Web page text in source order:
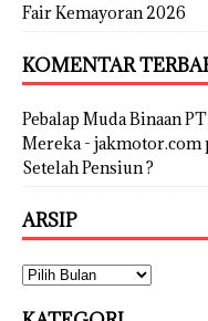
Fair Kemayoran 2026
KOMENTAR
Pebalap Muda Binaan
Mereka - jakmotor.com
Setelah Pensiun ?
ARSIP